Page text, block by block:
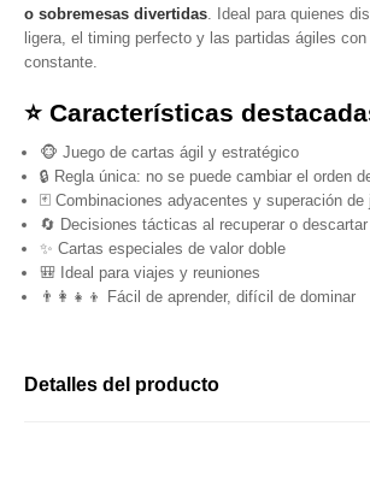
o sobremesas divertidas . Ideal para quienes
ligera, el timing perfecto y las partidas ágiles
constante.
⭐ Características
🐵 Juego de cartas ágil y estratégico
🔒 Regla única: no se puede cambiar el orden
🃏 Combinaciones adyacentes y superación de
🔄 Decisiones tácticas al recuperar o
✨ Cartas especiales de valor doble
🎒 Ideal para viajes y reuniones
👨‍👩‍👧‍👦 Fácil de aprender, difícil de dominar
Detalles del producto